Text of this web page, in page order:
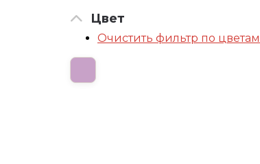
Цвет
Очистить фильтр по цветам